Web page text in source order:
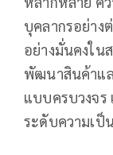
บุคลากรอย่าง
อย่างมั่นคงใน
พัฒนาสินค้าแ
แบบครบวงจร
ระดับความเป็